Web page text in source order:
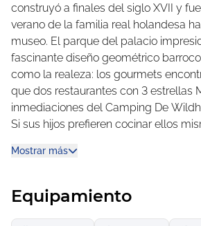
El camping ofrece todas las
Disfrute de la piscina cubierta
numerosos juegos y servicios que se
noche, disfrute de las delicias
reflexiona sobre un día de vacaciones
El amable equipo de la brasserie le
auténticos recién preparados y
llamarse «Restaurante Euro-Toques».
construyó a finales del siglo XVII y
verano de la familia real holandesa
museo. El parque del palacio
fascinante diseño geométrico
como la realeza: los gourmets
que dos restaurantes con 3 estrellas
inmediaciones del Camping De
Si sus hijos prefieren cocinar ellos
encantará con muchas actividades
Encantadoras ciudades comerciales
En Elburg podrá navegar en barco o
Mostrar más
Equipamiento